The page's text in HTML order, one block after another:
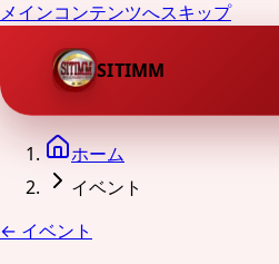
メインコンテンツへスキップ
SITIMM
ホーム
イベント
← イベント